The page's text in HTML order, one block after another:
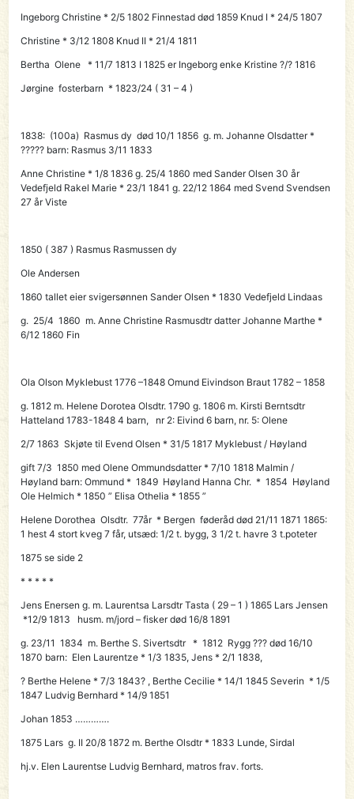
Ingeborg Christine * 2/5 1802 Finnestad død 1859 Knud I * 24/5 1807
Christine * 3/12 1808 Knud II * 21/4 1811
Bertha Olene * 11/7 1813 I 1825 er Ingeborg enke Kristine ?/? 1816
Jørgine fosterbarn * 1823/24 ( 31 – 4 )
1838: (100a) Rasmus dydød 10/1 1856 g. m. Johanne Olsdatter *
????? barn: Rasmus 3/11 1833
Anne Christine * 1/8 1836 g. 25/4 1860 med Sander Olsen 30 år
Vedefjeld Rakel Marie * 23/1 1841 g. 22/12 1864 med Svend Svendsen
27 år Viste
1850 ( 387 ) Rasmus Rasmussen dy
Ole Andersen
1860 tallet eier svigersønnenSander Olsen* 1830 Vedefjeld Lindaas
g. 25/4 1860 m. Anne Christine Rasmusdtr datter Johanne Marthe *
6/12 1860 Fin
Ola Olson Myklebust 1776 –1848 Omund Eivindson Braut 1782 – 1858
g. 1812 m. Helene Dorotea Olsdtr. 1790 g. 1806 m. Kirsti Berntsdtr
Hatteland 1783-1848 4 barn, nr 2: Eivind 6 barn, nr. 5: Olene
2/7 1863 Skjøte til Evend Olsen* 31/5 1817 Myklebust / Høyland
gift 7/3 1850 med Olene Ommundsdatter * 7/10 1818 Malmin /
Høyland barn: Ommund * 1849 Høyland Hanna Chr. * 1854 Høyland
Ole Helmich * 1850 ” Elisa Othelia * 1855 ”
Helene Dorothea Olsdtr. 77år * Bergen føderåd død 21/11 1871 1865:
1 hest 4 stort kveg 7 får, utsæd: 1/2 t. bygg, 3 1/2 t. havre 3 t.poteter
1875 se side 2
* * * * *
Jens Enersen g. m. Laurentsa Larsdtr Tasta ( 29 – 1 ) 1865 LarsJensen
*12/9 1813 husm. m/jord – fisker død 16/8 1891
g. 23/11 1834 m. Berthe S. Sivertsdtr * 1812 Rygg ??? død 16/10
1870 barn: Elen Laurentze * 1/3 1835, Jens * 2/1 1838,
? Berthe Helene * 7/3 1843? , Berthe Cecilie * 14/1 1845 Severin * 1/5
1847 Ludvig Bernhard * 14/9 1851
Johan 1853 ………….
1875 Lars g. II 20/8 1872 m. Berthe Olsdtr * 1833 Lunde, Sirdal
hj.v. Elen Laurentse Ludvig Bernhard, matros frav. forts.